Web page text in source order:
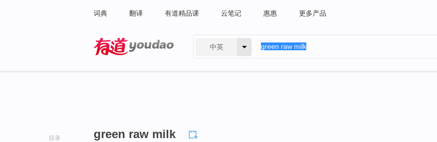
词典 翻译 有道精品课 云笔记 惠惠 更多产品
中英
目录 green raw milk